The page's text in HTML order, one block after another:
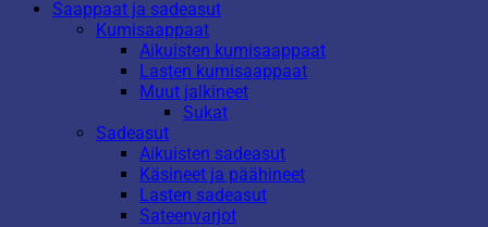
Saappaat ja sadeasut
Kumisaappaat
Aikuisten kumisaappaat
Lasten kumisaappaat
Muut jalkineet
Sukat
Sadeasut
Aikuisten sadeasut
Käsineet ja päähineet
Lasten sadeasut
Sateenvarjot